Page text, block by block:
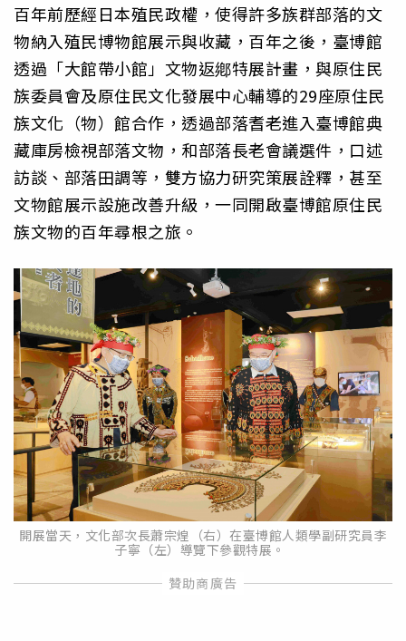
百年前歷經日本殖民政權， 使得許多族群部落的文
物納入殖民博物館展示與收藏，百年之後， 臺博館
透過「大館帶小館」文物返鄕特展計畫， 與原住民
族委員會及原住民文化發展中心輔導的29座原住民
族文化 （物）館合作，透過部落耆老進入臺博館典
藏庫房檢視部落文物， 和部落長老會議選件，口述
訪談、部落田調等， 雙方協力研究策展詮釋，甚至
文物館展示設施改善升級， 一同開啟臺博館原住民
族文物的百年尋根之旅。
開展當天，文化部次長蕭宗煌（右）在臺博館人類學副研究員李
子寧（左）導覽下參觀特展。